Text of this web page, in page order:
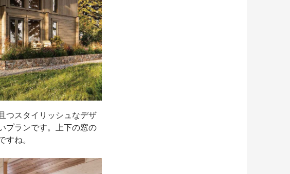
つスタイリッシュなデザ
プランです。上下の窓の
ね。